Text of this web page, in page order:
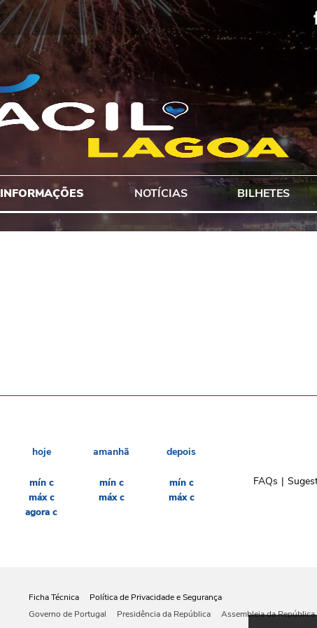
INFORMAÇÕES NOTÍCIAS BILHETES
hoje
mín c
máx c
agora c
amanhã
mín c
máx c
depois
mín c
máx c
FAQs
Ficha Técnica
Política de Privacidade e Segurança
Governo de Portugal
Presidência da República Assembleia da República